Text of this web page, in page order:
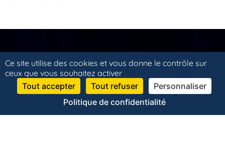
LABARRIERE
IMMOBILIER
Ce site utilise des cookies et vous donne le contrôle sur
ceux que vous souhaitez activer
Tout accepter
Tout refuser
Personnaliser
Politique de confidentialité